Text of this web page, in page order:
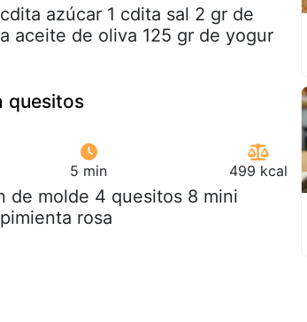
azúcar 1 cdita sal 2 gr de
aceite de oliva 125 gr de yogur
quesitos
5 min 499 kcal
de molde 4 quesitos 8 mini
rosa